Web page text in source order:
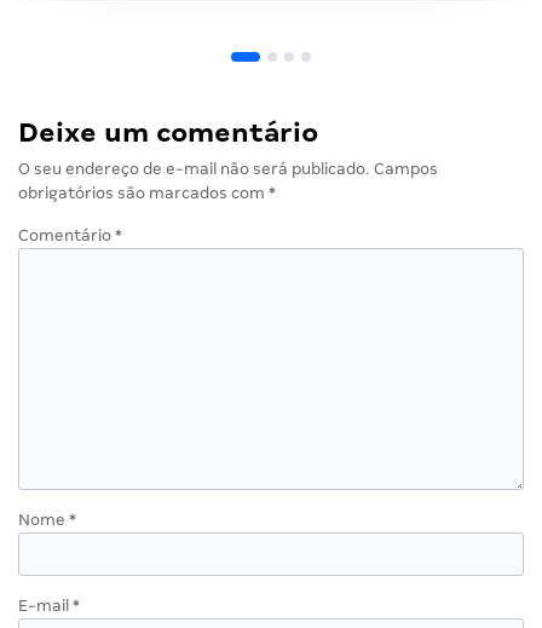
Deixe um comentário
O seu endereço de e-mail não será publicado. Campos
obrigatórios são marcados com *
Comentário *
Nome *
E-mail *